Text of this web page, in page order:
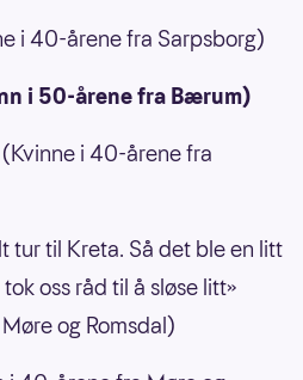
i 40-årene fra Sarpsborg)
i 50-årene fra Bærum)
i 40-årene fra
tur til Kreta. Så det ble en litt
oss råd til å sløse litt»
og Romsdal)